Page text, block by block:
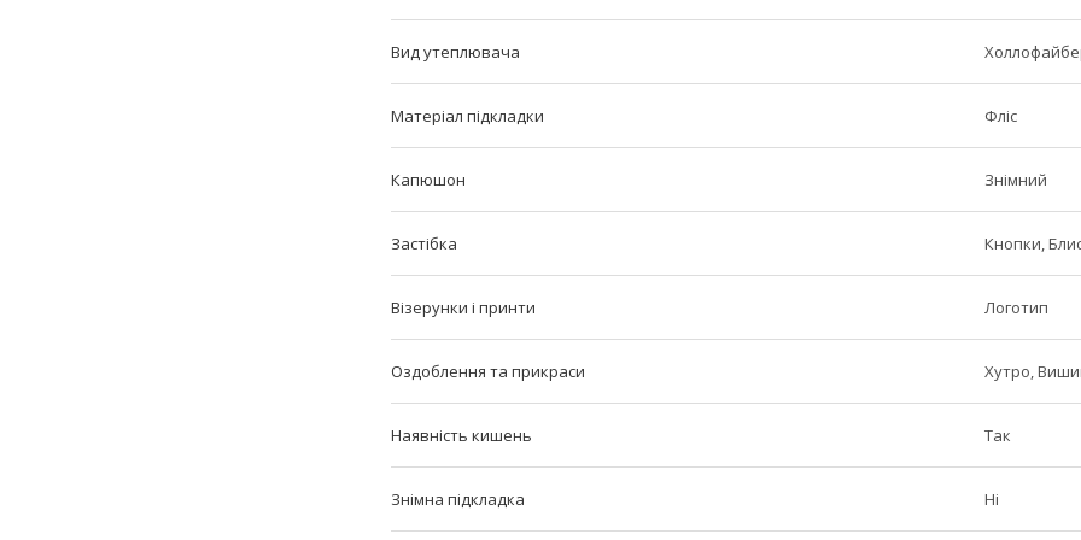
Вид утеплювача
Матеріал підкладки Фліс
Капюшон Знімний
Застібка Кнопки,
Візерунки і принти Логотип
Оздоблення та прикраси Хутро,
Наявність кишень Так
Знімна підкладка Ні